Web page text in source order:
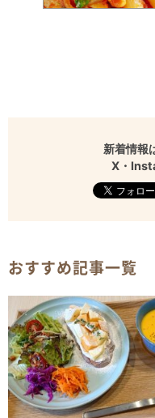
新着情報
X・
おすすめ記事一覧